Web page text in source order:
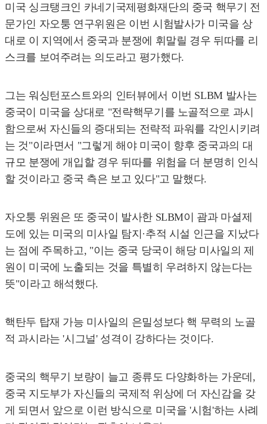
미국 싱크탱크인 카네기국제평화재단의 중국 핵무기 전
문가인 자오퉁 연구위원은 이번 시험발사가 미국을 상
대로 이 지역에서 중국과 분쟁에 휘말릴 경우 뒤따를 리
스크를 보여주려는 의도라고 평가했다.
그는 워싱턴포스트와의 인터뷰에서 이번 SLBM 발사는
중국이 미국을 상대로 "전략핵무기를 노골적으로 과시
함으로써 자신들의 증대되는 전략적 파워를 각인시키려
는 것"이라면서 "그렇게 해야 미국이 향후 중국과의 대
규모 분쟁에 개입할 경우 뒤따를 위험을 더 분명히 인식
할 것이라고 중국 측은 보고 있다"고 말했다.
자오퉁 위원은 또 중국이 발사한 SLBM이 괌과 마셜제
도에 있는 미국의 미사일 탐지·추적 시설 인근을 지났다
는 점에 주목하고, "이는 중국 당국이 해당 미사일의 제
원이 미국에 노출되는 것을 특별히 우려하지 않는다는
뜻"이라고 해석했다.
핵탄두 탑재 가능 미사일의 은밀성보다 핵 무력의 노골
적 과시라는 '시그널' 성격이 강하다는 것이다.
중국의 핵무기 보량이 늘고 종류도 다양화하는 가운데,
중국 지도부가 자신들의 국제적 위상에 더 자신감을 갖
게 되면서 앞으로 이런 방식으로 미국을 '시험'하는 사례